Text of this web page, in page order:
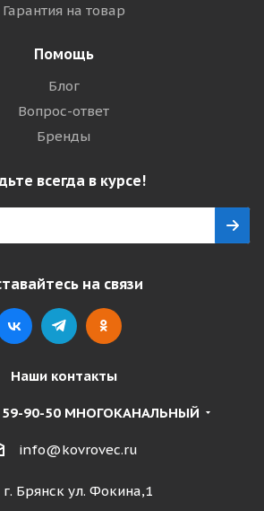
Гарантия на товар
Помощь
Блог
Вопрос-ответ
Бренды
всегда в курсе!
на связи
Наши контакты
59-90-50 МНОГОКАНАЛЬНЫЙ
info@kovrovec.ru
г. Брянск ул. Фокина,1